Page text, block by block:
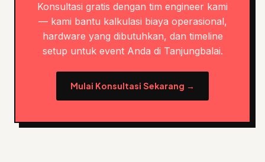
Konsultasi gratis dengan tim engineer kami
— kami bantu kalkulasi biaya operasional,
hardware yang dibutuhkan, dan timeline
setup untuk event Anda di Tanjungbalai.
Mulai Konsultasi Sekarang →